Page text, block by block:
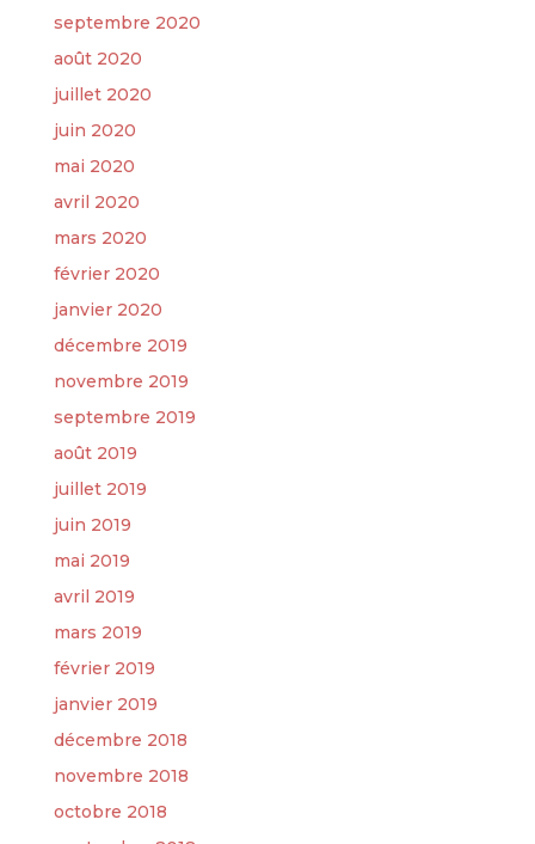
septembre 2020
août 2020
juillet 2020
juin 2020
mai 2020
avril 2020
mars 2020
février 2020
janvier 2020
décembre 2019
novembre 2019
septembre 2019
août 2019
juillet 2019
juin 2019
mai 2019
avril 2019
mars 2019
février 2019
janvier 2019
décembre 2018
novembre 2018
octobre 2018